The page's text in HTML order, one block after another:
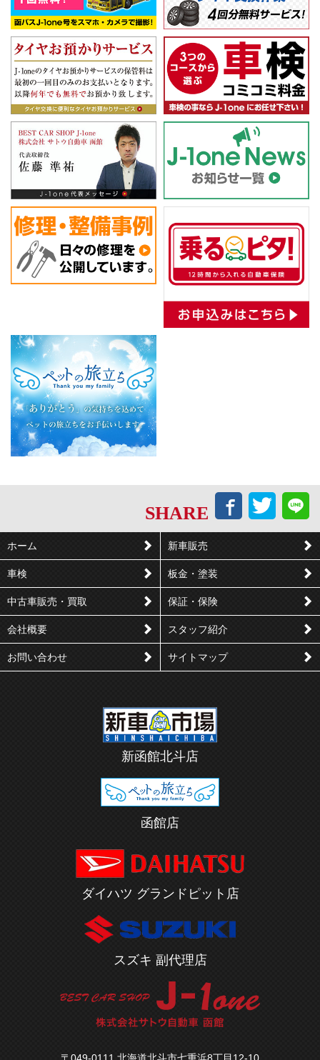
SHARE
Facebook
で
ェ
ア
で
ぶ
や
ホーム 新車販売
車検 板金・塗装
中古車販売・買取 保証・保険
会社概要 スタッフ紹介
お問い合わせ サイトマップ
新函館北斗店
函館店
ダイハツ グランドピット店
スズキ 副代理店